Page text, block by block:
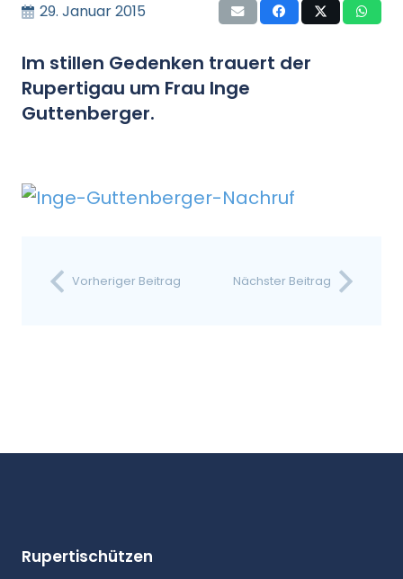
29. Januar 2015
Im stillen Gedenken trauert der
Rupertigau um Frau Inge
Guttenberger.
Vorheriger Beitrag Nächster Beitrag
Rupertischützen